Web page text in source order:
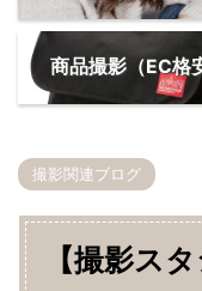
商品撮影（EC格
撮影関連ブログ
【撮影ス